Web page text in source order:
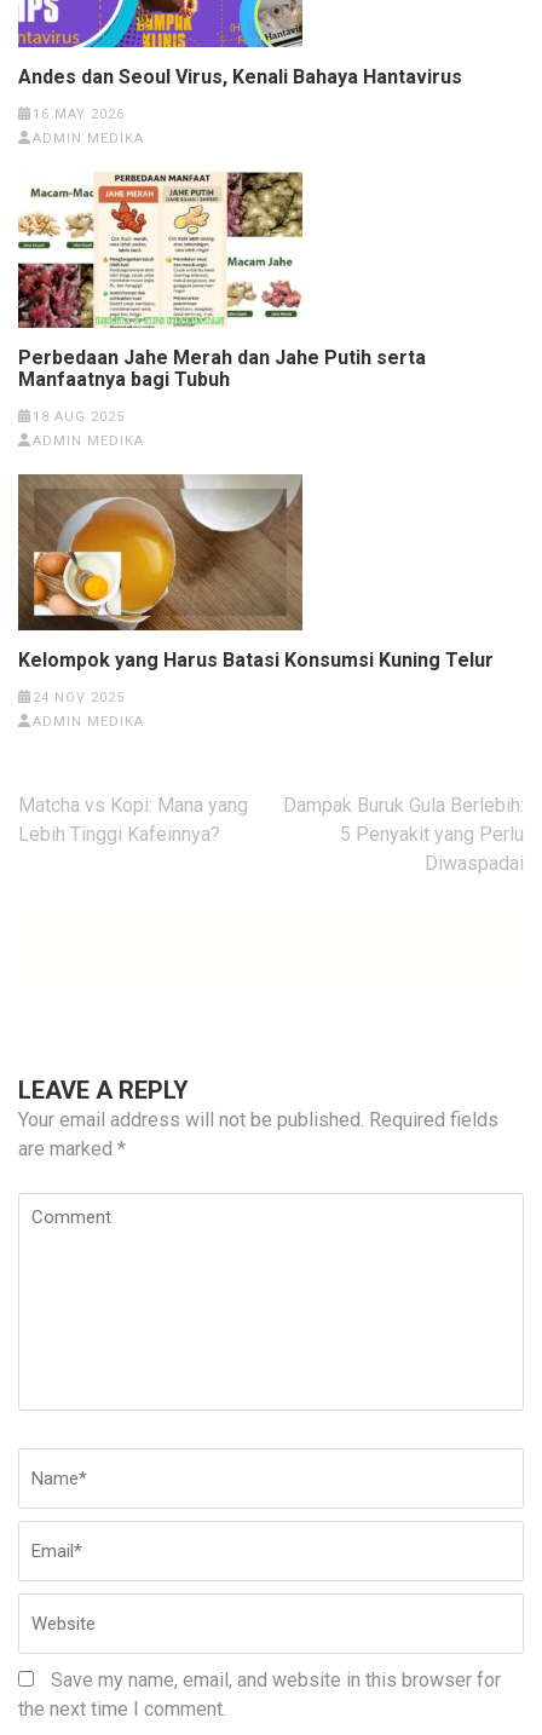
Andes dan Seoul Virus, Kenali Bahaya Hantavirus
16 MAY 2026
ADMIN MEDIKA
Perbedaan Jahe Merah dan Jahe Putih serta
Manfaatnya bagi Tubuh
18 AUG 2025
ADMIN MEDIKA
Kelompok yang Harus Batasi Konsumsi Kuning Telur
24 NOV 2025
ADMIN MEDIKA
Post
navigation
Matcha vs Kopi: Mana yang
Lebih Tinggi Kafeinnya?
Dampak Buruk Gula Berlebih:
5 Penyakit yang Perlu
Diwaspadai
LEAVE A REPLY
Your email address will not be published. Required fields
are marked *
Comment
Save my name, email, and website in this browser for
the next time I comment.